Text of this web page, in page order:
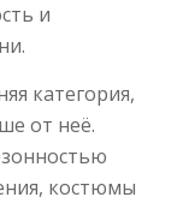
и
категория,
от неё.
костюмы